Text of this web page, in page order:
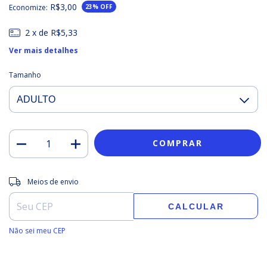
Economize: R$3,00 23% OFF
2 x de R$5,33
Ver mais detalhes
Tamanho
Entregas para o CEP:
Meios de envio
CALCULAR
Não sei meu CEP